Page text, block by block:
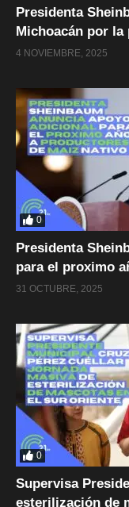
Presidenta
Michoacán por
4 NOVIEMBRE, 2025
0
Presidenta
para el proximo
31 OCTUBRE, 2025
0
Supervisa
esterilización de